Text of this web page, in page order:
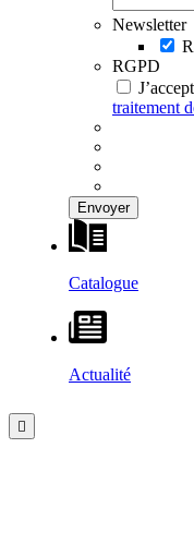
Newsletter
RGPD
traitement
Catalogue
Actualité